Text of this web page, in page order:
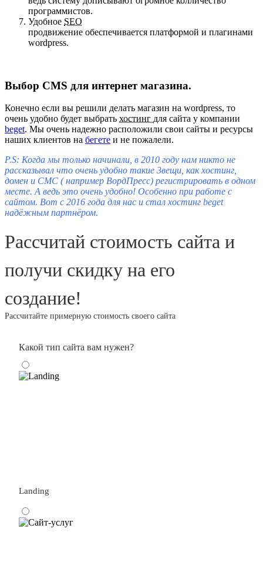
программистов.
Удобное SEO
продвижение обеспечивается платформой и плагинами
wordpress.
Выбор CMS для интернет магазина.
Конечно если вы решили делать магазин на wordpress, то
очень удобно будет выбрать хостинг для сайта у компании
beget. Мы очень надежно расположили свои сайты и ресурсы
наших клиентов на бегете и не пожалели.
P.S: Когда мы только начинали, в 2010 году нам никто не
рассказывал что очень удобно такие 3вещи, как хостинг,
домен и CMC ( например ВордПресс) регистрировать в одном
месте. А ведь это очень удобно! Особенно при работе с
сайтом. Вот с 2016 года для нас и стал хостинг beget
надёжным партнёром.
Рассчитай стоимость сайта и
получи скидку на его
создание!
Рассчитайте примерную стоимость своего сайта
Какой тип сайта вам нужен?
Landing